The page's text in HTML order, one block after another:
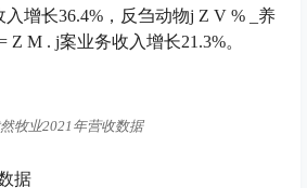
增长36.4%，反刍动物j Z V % _ 养
Z M . j案业务收入增长21.3%。
牧业2021年营收数据
据